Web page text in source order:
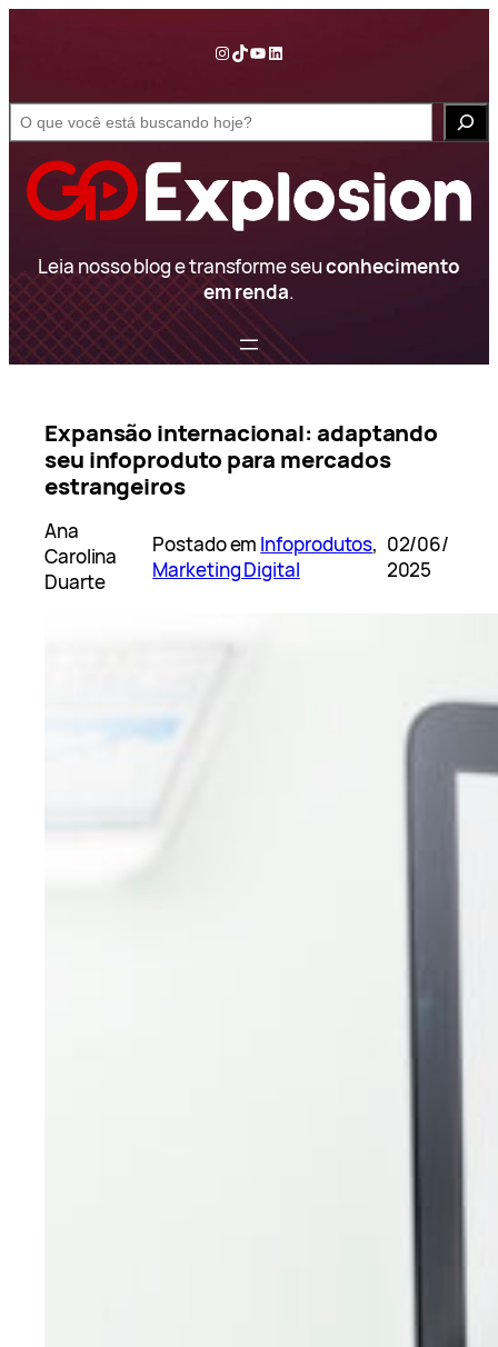
conteúdo
InstagramTikTok YouTube LinkedIn
e
Leia nosso blog e transforme seuconhecimento
em renda.
Expansão internacional: adaptando
seu infoproduto para mercados
estrangeiros
Ana
Carolina
Duarte
Postado em Infoprodutos
Marketing Digital
02/06/
2025